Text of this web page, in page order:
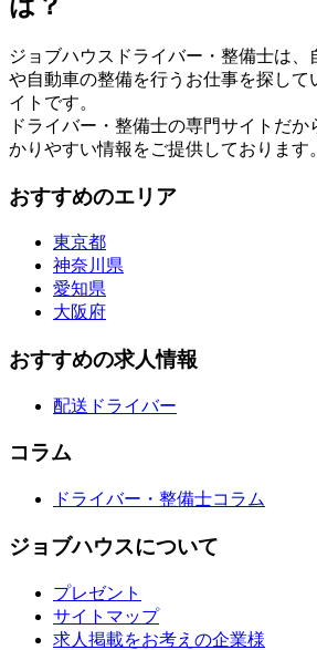
ジョブハウスドライバー・整備士は
や自動車の整備を行うお仕事を探して
イトです。
ドライバー・整備士の専門サイトだ
かりやすい情報をご提供しております。
おすすめのエリア
東京都
神奈川県
愛知県
大阪府
おすすめの求人情報
配送ドライバー
コラム
ドライバー・整備士コラム
ジョブハウスについて
プレゼント
サイトマップ
求人掲載をお考えの企業様